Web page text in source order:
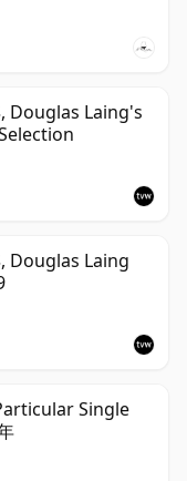
Douglas Laing's
Douglas Laing
Single